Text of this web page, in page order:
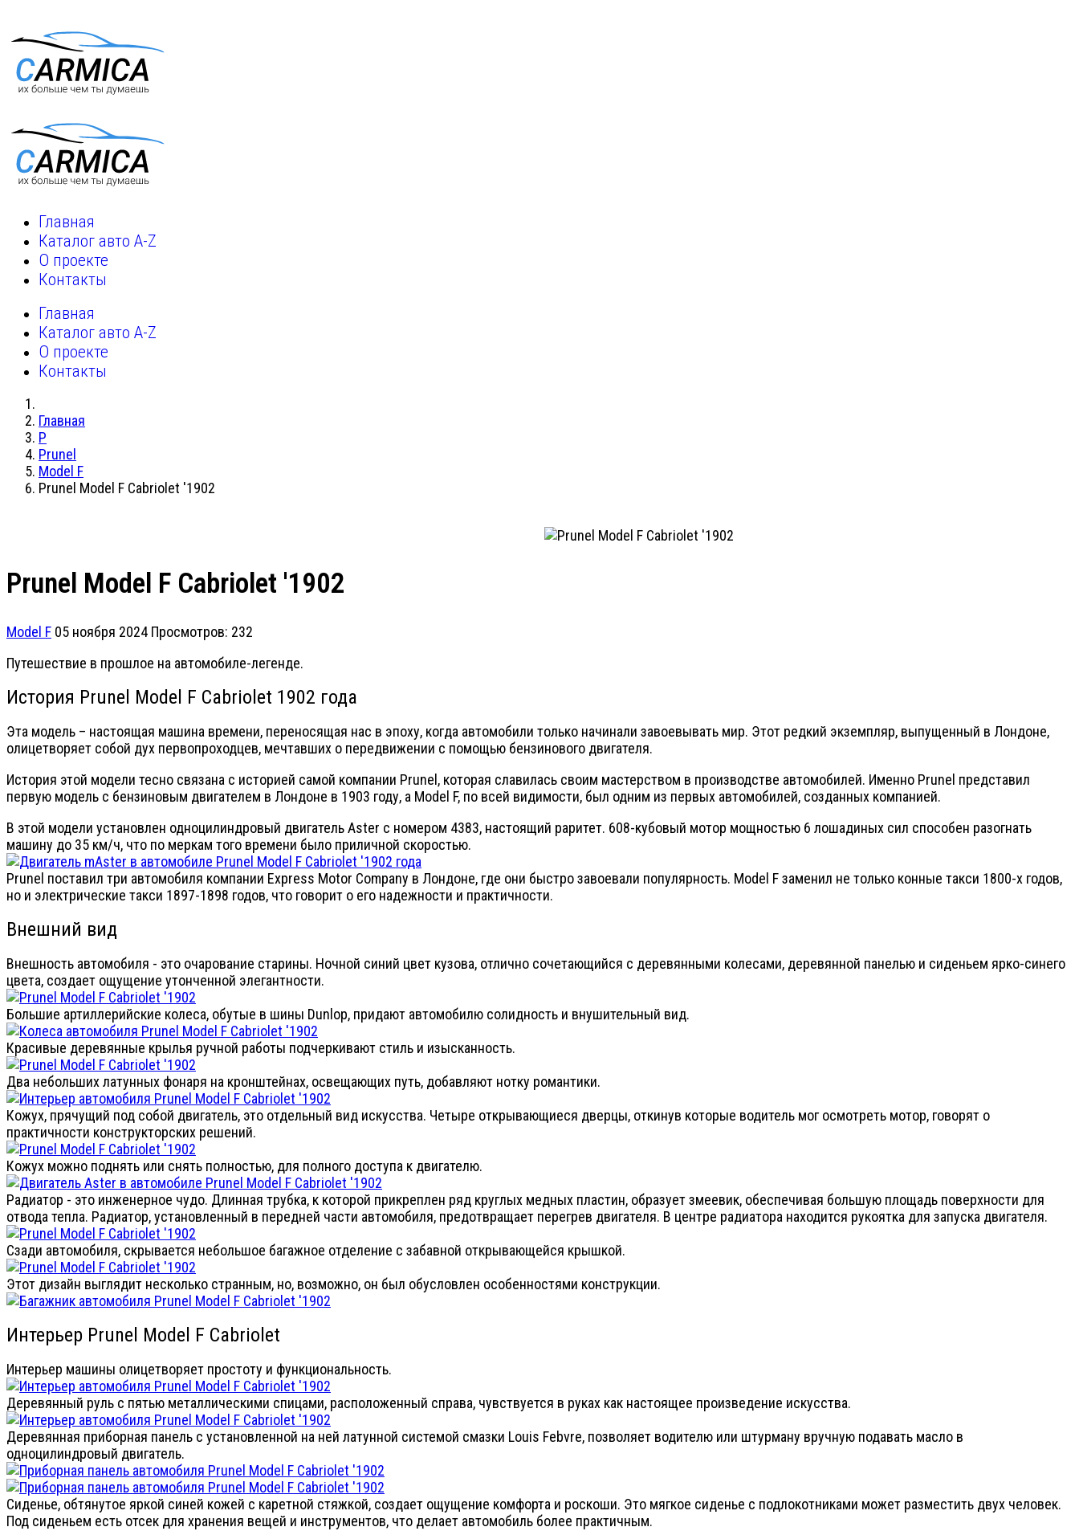
Главная
Каталог авто A-Z
О проекте
Контакты
Главная
Каталог авто A-Z
О проекте
Контакты
Главная
P
Prunel
Model F
Prunel Model F Cabriolet '1902
Prunel Model F Cabriolet '1902
Model F 05 ноября 2024 Просмотров: 232
Путешествие в прошлое на автомобиле-легенде.
История Prunel Model F Cabriolet 1902 года
Эта модель – настоящая машина времени, переносящая нас в эпоху, когда автомобили только начинали завоевывать мир. Этот редкий экземпляр, выпущенный в Лондоне,
олицетворяет собой дух первопроходцев, мечтавших о передвижении с помощью бензинового двигателя.
История этой модели тесно связана с историей самой компании Prunel, которая славилась своим мастерством в производстве автомобилей. Именно Prunel представил
первую модель с бензиновым двигателем в Лондоне в 1903 году, а Model F, по всей видимости, был одним из первых автомобилей, созданных компанией.
В этой модели установлен одноцилиндровый двигатель Aster с номером 4383, настоящий раритет. 608-кубовый мотор мощностью 6 лошадиных сил способен разогнать
машину до 35 км/ч, что по меркам того времени было приличной скоростью.
Prunel поставил три автомобиля компании Express Motor Company в Лондоне, где они быстро завоевали популярность. Model F заменил не только конные такси 1800-х годов,
но и электрические такси 1897-1898 годов, что говорит о его надежности и практичности.
Внешний вид
Внешность автомобиля - это очарование старины. Ночной синий цвет кузова, отлично сочетающийся с деревянными колесами, деревянной панелью и сиденьем ярко-синего
цвета, создает ощущение утонченной элегантности.
Большие артиллерийские колеса, обутые в шины Dunlop, придают автомобилю солидность и внушительный вид.
Красивые деревянные крылья ручной работы подчеркивают стиль и изысканность.
Два небольших латунных фонаря на кронштейнах, освещающих путь, добавляют нотку романтики.
Кожух, прячущий под собой двигатель, это отдельный вид искусства. Четыре открывающиеся дверцы, откинув которые водитель мог осмотреть мотор, говорят о
практичности конструкторских решений.
Кожух можно поднять или снять полностью, для полного доступа к двигателю.
Радиатор - это инженерное чудо. Длинная трубка, к которой прикреплен ряд круглых медных пластин, образует змеевик, обеспечивая большую площадь поверхности для
отвода тепла. Радиатор, установленный в передней части автомобиля, предотвращает перегрев двигателя. В центре радиатора находится рукоятка для запуска двигателя.
Сзади автомобиля, скрывается небольшое багажное отделение с забавной открывающейся крышкой.
Этот дизайн выглядит несколько странным, но, возможно, он был обусловлен особенностями конструкции.
Интерьер Prunel Model F Cabriolet
Интерьер машины олицетворяет простоту и функциональность.
Деревянный руль с пятью металлическими спицами, расположенный справа, чувствуется в руках как настоящее произведение искусства.
Деревянная приборная панель с установленной на ней латунной системой смазки Louis Febvre, позволяет водителю или штурману вручную подавать масло в
одноцилиндровый двигатель.
Сиденье, обтянутое яркой синей кожей с каретной стяжкой, создает ощущение комфорта и роскоши. Это мягкое сиденье с подлокотниками может разместить двух человек.
Под сиденьем есть отсек для хранения вещей и инструментов, что делает автомобиль более практичным.